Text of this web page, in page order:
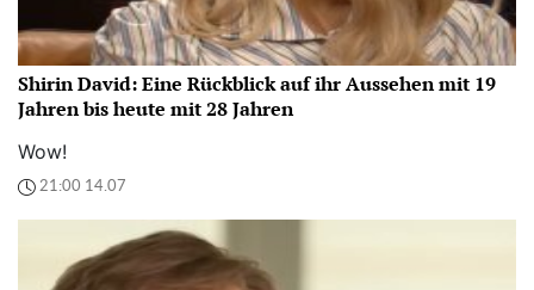
Shirin David: Eine Rückblick auf ihr Aussehen mit 19
Jahren bis heute mit 28 Jahren
Wow!
21:00 14.07